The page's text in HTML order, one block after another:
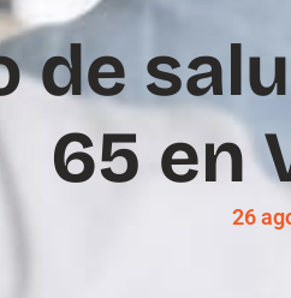
de
65 en
26